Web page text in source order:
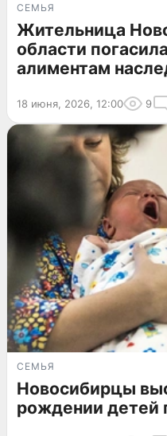
СЕМЬЯ
Жительница
области
алиментам
18 июня, 2026, 12:00 9
СЕМЬЯ
Новосибирцы
рождении детей